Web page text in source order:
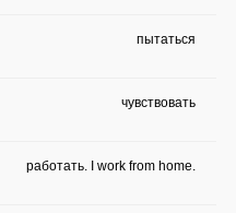
пытаться
чувствовать
работать. I work from home.